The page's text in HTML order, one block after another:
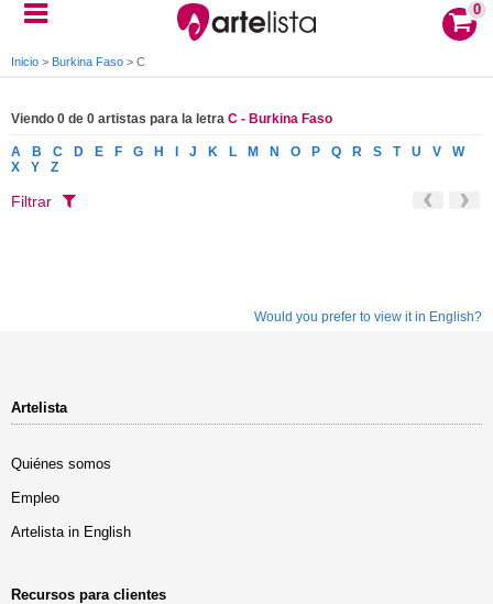
0
Inicio > Burkina Faso > C
Viendo 0 de 0 artistas para la letra C - Burkina Faso
A B C D E F G H J K L M N O P Q R S T U V
W
X
Y Z
Filtrar
Would you prefer to view it in English?
Artelista
Quiénes somos
Empleo
Artelista in English
Recursos para clientes